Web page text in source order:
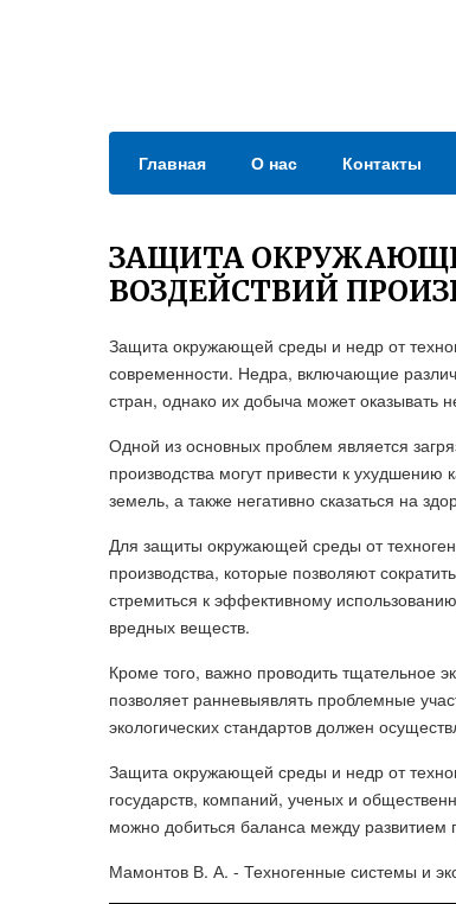
Главная О нас Контакты
ЗАЩИТА
ВОЗДЕЙСТВИЙ
Защита окружающей среды и недр от
современности. Недра, включающие
стран, однако их добыча может оказывать
Одной из основных проблем является
производства могут привести к
земель, а также негативно сказаться на
Для защиты окружающей среды от
производства, которые позволяют
стремиться к эффективному
вредных веществ.
Кроме того, важно проводить тщательное
позволяет ранневыявлять проблемные
экологических стандартов должен
Защита окружающей среды и недр от
государств, компаний, ученых и
можно добиться баланса между
Мамонтов В. А. - Техногенные системы и